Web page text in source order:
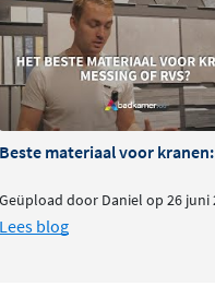
je badkamer?
Beste materiaal voor kranen:
Geüpload door Daniel op 26 juni
Lees blog